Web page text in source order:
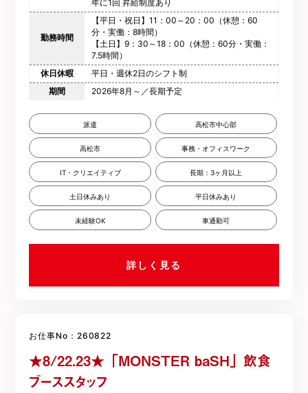
年に1回 昇給制度あり
勤務時間
【平日・祝日】11：00～20：00（休憩：60
分・実働：8時間）
【土日】9：30～18：00（休憩：60分・実働：
7.5時間）
休日休暇
平日・週休2日のシフト制
期間
2026年8月～／長期予定
派遣 高松市中心部
高松市 事務・オフィスワーク
IT・クリエイティブ 長期：3ヶ月以上
土日休みあり 平日休みあり
未経験OK 車通勤可
詳しく見る
お仕事No：260822
★8/22.23★「MONSTER baSH」飲食
ブーススタッフ